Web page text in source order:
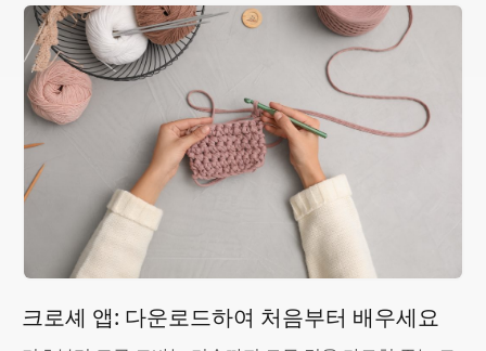
크로셰 앱: 다운로드하여 처음부터 배우세요